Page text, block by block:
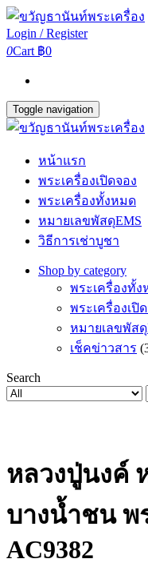
Login / Register
0Cart ฿0
Toggle navigation
หน้าแรก
พระเครื่องเปิดจอง
พระเครื่องทั้งหมด
หมายเลขพัสดุEMS
วิธีการเช่าบูชา
Shop by category
พระเครื่องทั้ง
พระเครื่องเปิ
หมายเลขพัสดุ
เช็คข่าวสาร
Search
หลวงปู่นงค์
บางน้ำชน พ
AC9382